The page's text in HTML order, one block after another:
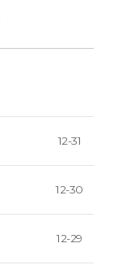
12-31
12-30
12-29